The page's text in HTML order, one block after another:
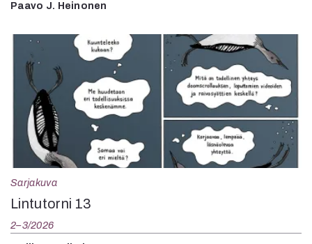
Paavo J. Heinonen
Sarjakuva
Lintutorni 13
2–3/2026